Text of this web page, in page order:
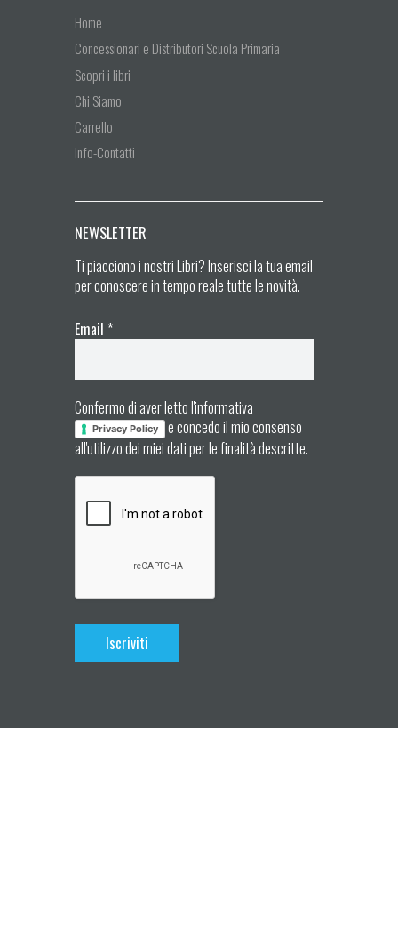
Home
Concessionari e Distributori Scuola Primaria
Scopri i libri
Chi Siamo
Carrello
Info-Contatti
NEWSLETTER
Ti piacciono i nostri Libri? Inserisci la tua email
per conoscere in tempo reale tutte le novità.
Email *
Confermo di aver letto l'informativa
Privacy Policy
e concedo il mio consenso
all'utilizzo dei miei dati per le finalità descritte.